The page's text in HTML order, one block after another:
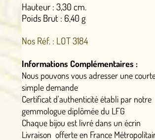
Hauteur : 3,30 cm.
Poids Brut : 6,40 g
Nos Réf. : LOT 3184
Informations Complémentaires :
Nous pouvons vous adresser une
simple demande
Certificat d'authenticité établi par notre
gemmologue diplômée du LFG
Chaque bijou est livré dans un écrin
Livraison offerte en France